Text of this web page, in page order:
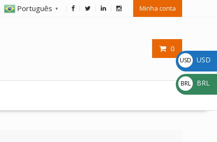
Português ▼ Minha conta
0
USD
$
USD
BRL
R$
BRL